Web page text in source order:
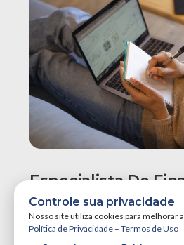
Especialista De
Recomenda
Orçamento Para
No Fim Do Ano
Controle sua privacidade
Nosso site utiliza cookies para melhorar
Política de Privacidade – Termos de Uso